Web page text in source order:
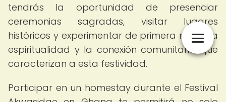
tendrás la oportunidad de presenciar
ceremonias sagradas, visitar lugares
históricos y experimentar de primera mano la
espiritualidad y la conexión comunitaria que
caracterizan a esta festividad.
Participar en un homestay durante el Festival